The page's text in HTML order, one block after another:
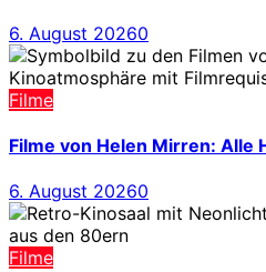
6. August 20260
Filme
Filme von Helen Mirren: Alle
6. August 20260
Filme